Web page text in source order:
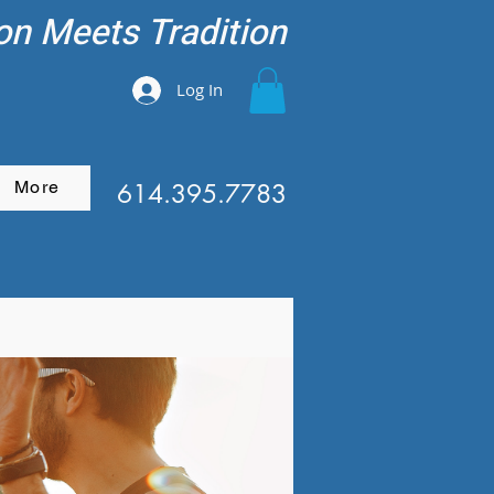
Meets Tradition
Log In
More 614.395.7783